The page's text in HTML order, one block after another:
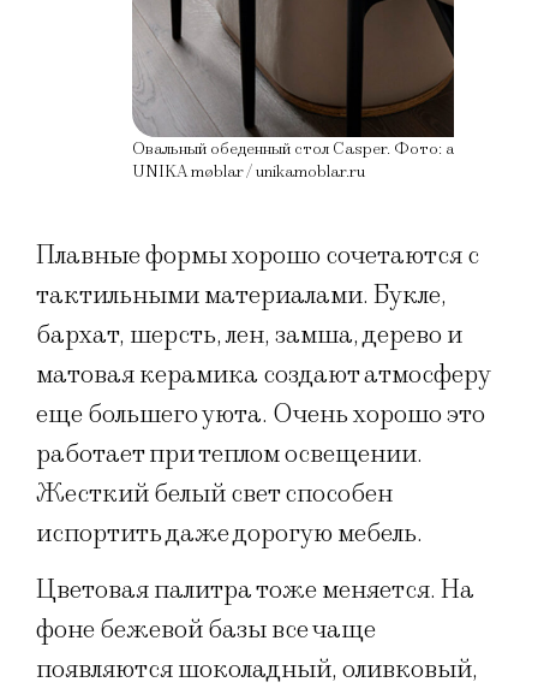
Овальный обеденный стол Casper. Фото: архив
UNIKA møblar / unikamoblar.ru
Плавные формы хорошо сочетаются с
тактильными материалами. Букле,
бархат, шерсть, лен, замша, дерево и
матовая керамика создают атмосферу
еще большего уюта. Очень хорошо это
работает при теплом освещении.
Жесткий белый свет способен
испортить даже дорогую мебель.
Цветовая палитра тоже меняется. На
фоне бежевой базы все чаще
появляются шоколадный, оливковый,